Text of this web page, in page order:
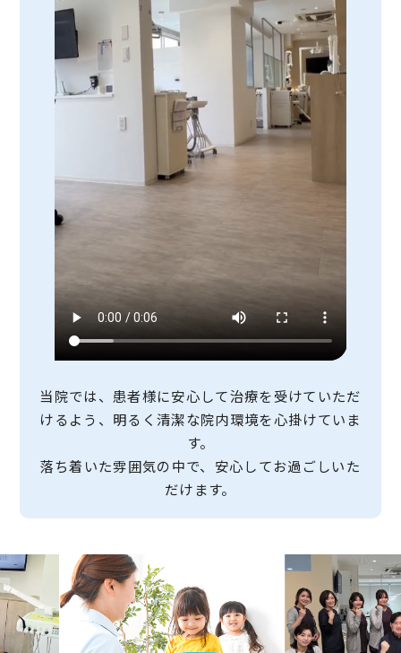
当院では、患者様に安心して治療を受けていただ
けるよう、明るく清潔な院内環境を心掛けていま
す。
落ち着いた雰囲気の中で、安心してお過ごしいた
だけます。